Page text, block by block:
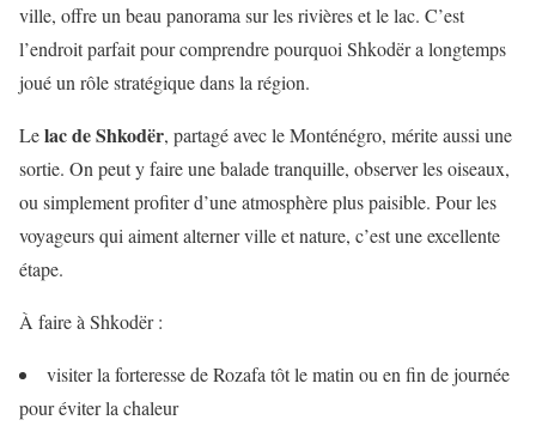
ville, offre un beau panorama sur les rivières et le lac. C’est
l’endroit parfait pour comprendre pourquoi Shkodër a longtemps
joué un rôle stratégique dans la région.
Lelac de Shkodër, partagé avec le Monténégro, mérite aussi une
sortie. On peut y faire une balade tranquille, observer les oiseaux,
ou simplement profiter d’une atmosphère plus paisible. Pour les
voyageurs qui aiment alterner ville et nature, c’est une excellente
étape.
À faire à Shkodër :
visiter la forteresse de Rozafa tôt le matin ou en fin de journée
pour éviter la chaleur